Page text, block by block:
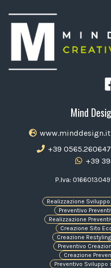
Mind
www.minddesign.it
+39 0565.260647
+39
P.Iva:
Realizzazione
Preventivo
Realizzazione
Creazione Sito
Creazione
Preventivo
Creazione
Preventivo Sviluppo